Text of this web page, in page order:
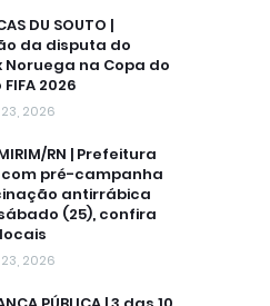
DU SOUTO |
da disputa do
Noruega na Copa do
2026
2026
RN | Prefeitura
pré-campanha
antirrábica
(25), confira
2026